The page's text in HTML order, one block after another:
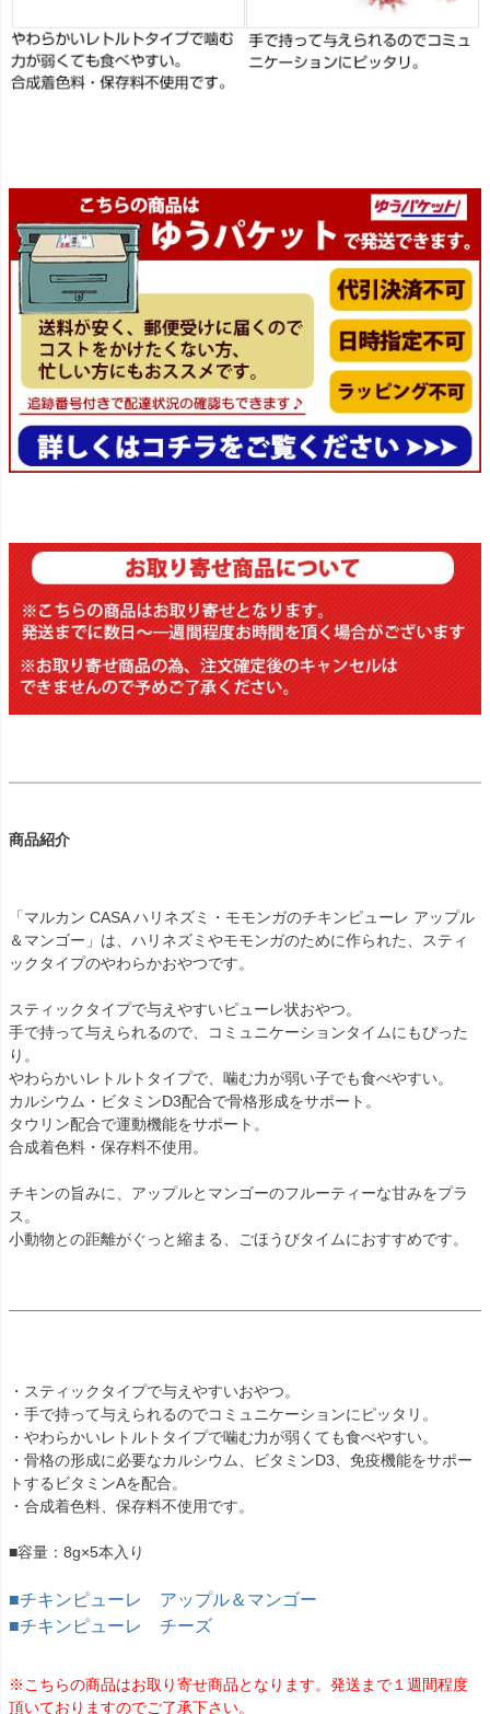
商品紹介
「マルカン CASA ハリネズミ・モモンガのチキンピューレ アップル
＆マンゴー」は、ハリネズミやモモンガのために作られた、スティ
ックタイプのやわらかおやつです。
スティックタイプで与えやすいピューレ状おやつ。
手で持って与えられるので、コミュニケーションタイムにもぴった
り。
やわらかいレトルトタイプで、噛む力が弱い子でも食べやすい。
カルシウム・ビタミンD3配合で骨格形成をサポート。
タウリン配合で運動機能をサポート。
合成着色料・保存料不使用。
チキンの旨みに、アップルとマンゴーのフルーティーな甘みをプラ
ス。
小動物との距離がぐっと縮まる、ごほうびタイムにおすすめです。
・スティックタイプで与えやすいおやつ。
・手で持って与えられるのでコミュニケーションにピッタリ。
・やわらかいレトルトタイプで噛む力が弱くても食べやすい。
・骨格の形成に必要なカルシウム、ビタミンD3、免疫機能をサポー
トするビタミンAを配合。
・合成着色料、保存料不使用です。
■容量：8g×5本入り
■チキンピューレ アップル＆マンゴー
■チキンピューレ チーズ
※こちらの商品はお取り寄せ商品となります。発送まで１週間程度
頂いておりますのでご了承下さい。